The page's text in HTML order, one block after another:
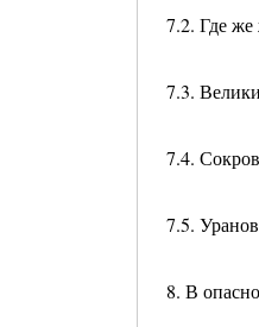
7.2. Где
7.3.
7.4.
7.5.
8. В